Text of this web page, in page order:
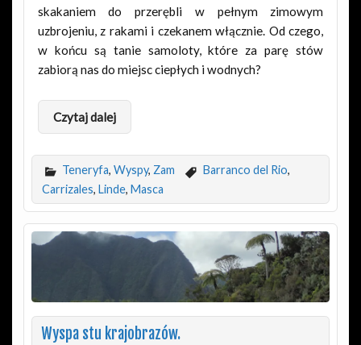
skakaniem do przerębli w pełnym zimowym
uzbrojeniu, z rakami i czekanem włącznie. Od czego,
w końcu są tanie samoloty, które za parę stów
zabiorą nas do miejsc ciepłych i wodnych?
Czytaj dalej
Teneryfa, Wyspy, Zam Barranco del Rio,
Carrizales, Linde, Masca
Wyspa stu krajobrazów.